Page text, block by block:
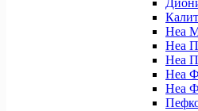
Неа
Неа
Неа
Неа
Неа